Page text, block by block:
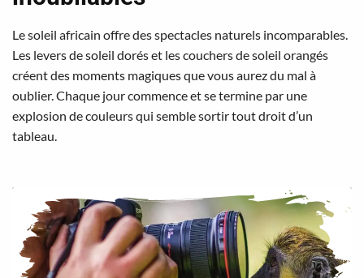
Le soleil africain offre des spectacles naturels incomparables.
Les levers de soleil dorés et les couchers de soleil orangés
créent des moments magiques que vous aurez du mal à
oublier. Chaque jour commence et se termine par une
explosion de couleurs qui semble sortir tout droit d’un
tableau.